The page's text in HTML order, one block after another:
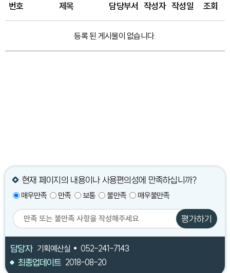
번호 제목 담당부서 작성자 작성일 조회
등록 된 게시물이 없습니다.
현재 페이지의 내용이나 사용편의성에 만족하십니까?
매우만족 만족 보통 불만족 매우불만족
평가하기
담당자 기획예산실
052-241-7143
최종업데이트 2018-08-20